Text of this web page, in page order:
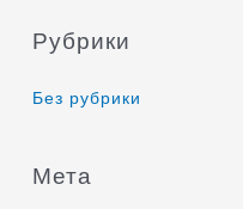
Рубрики
Без рубрики
Мета